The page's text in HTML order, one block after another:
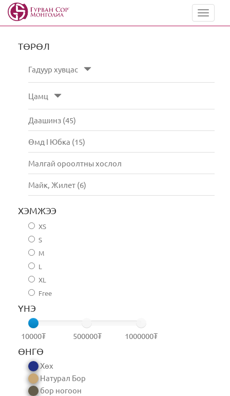
Toggle
ТӨРӨЛ
Гадуур хувцас
Цамц
Даашинз (45)
Өмд I Юбка (15)
Малгай ороолтны хослол
Майк, Жилет (6)
ХЭМЖЭЭ
XS
S
M
L
XL
Free
ҮНЭ
10000₮ 500000₮ 1000000₮
ӨНГӨ
Хөх
Натурал Бор
бор ногоон